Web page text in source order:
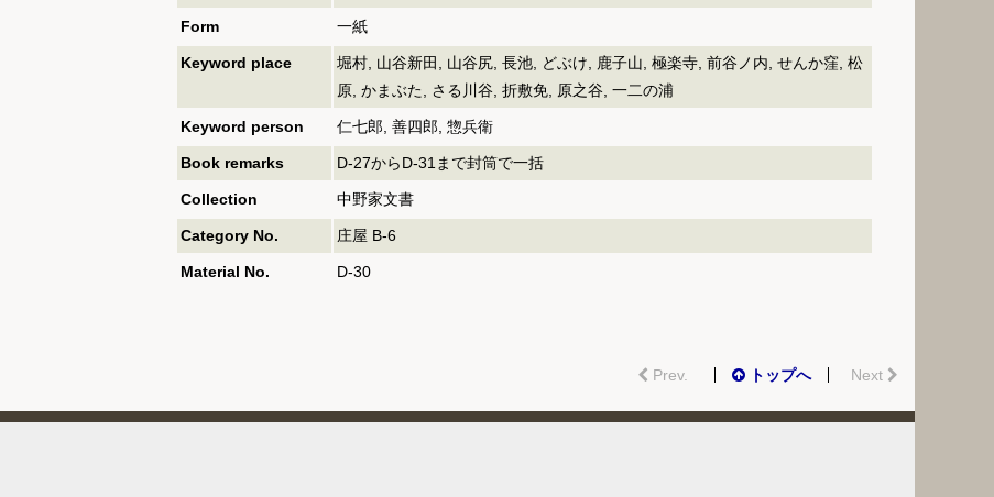
Form 一紙
Keyword place
堀村, 山谷新田, 山谷尻, 長池, どぶけ, 鹿子山, 極楽寺, 前谷ノ内, せんか窪, 松
原, かまぶた, さる川谷, 折敷免, 原之谷, 一二の浦
Keyword person 仁七郎, 善四郎, 惣兵衛
Book remarks D-27からD-31まで封筒で一括
Collection 中野家文書
Category No. 庄屋 B-6
Material No. D-30
Prev. トップへ Next